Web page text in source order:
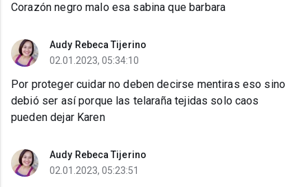
Corazón negro malo esa sabina que barbara
Audy Rebeca Tijerino
02.01.2023, 05:34:10
Por proteger cuidar no deben decirse mentiras eso sino
debió ser así porque las telaraña tejidas solo caos
pueden dejar Karen
Audy Rebeca Tijerino
02.01.2023, 05:23:51